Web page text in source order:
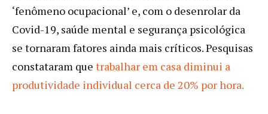
‘fenômeno ocupacional’ e, com o desenrolar da
Covid-19, saúde mental e segurança psicológica
se tornaram fatores ainda mais críticos. Pesquisas
constataram que trabalhar em casa diminui a
produtividade individual cerca de 20% por hora.